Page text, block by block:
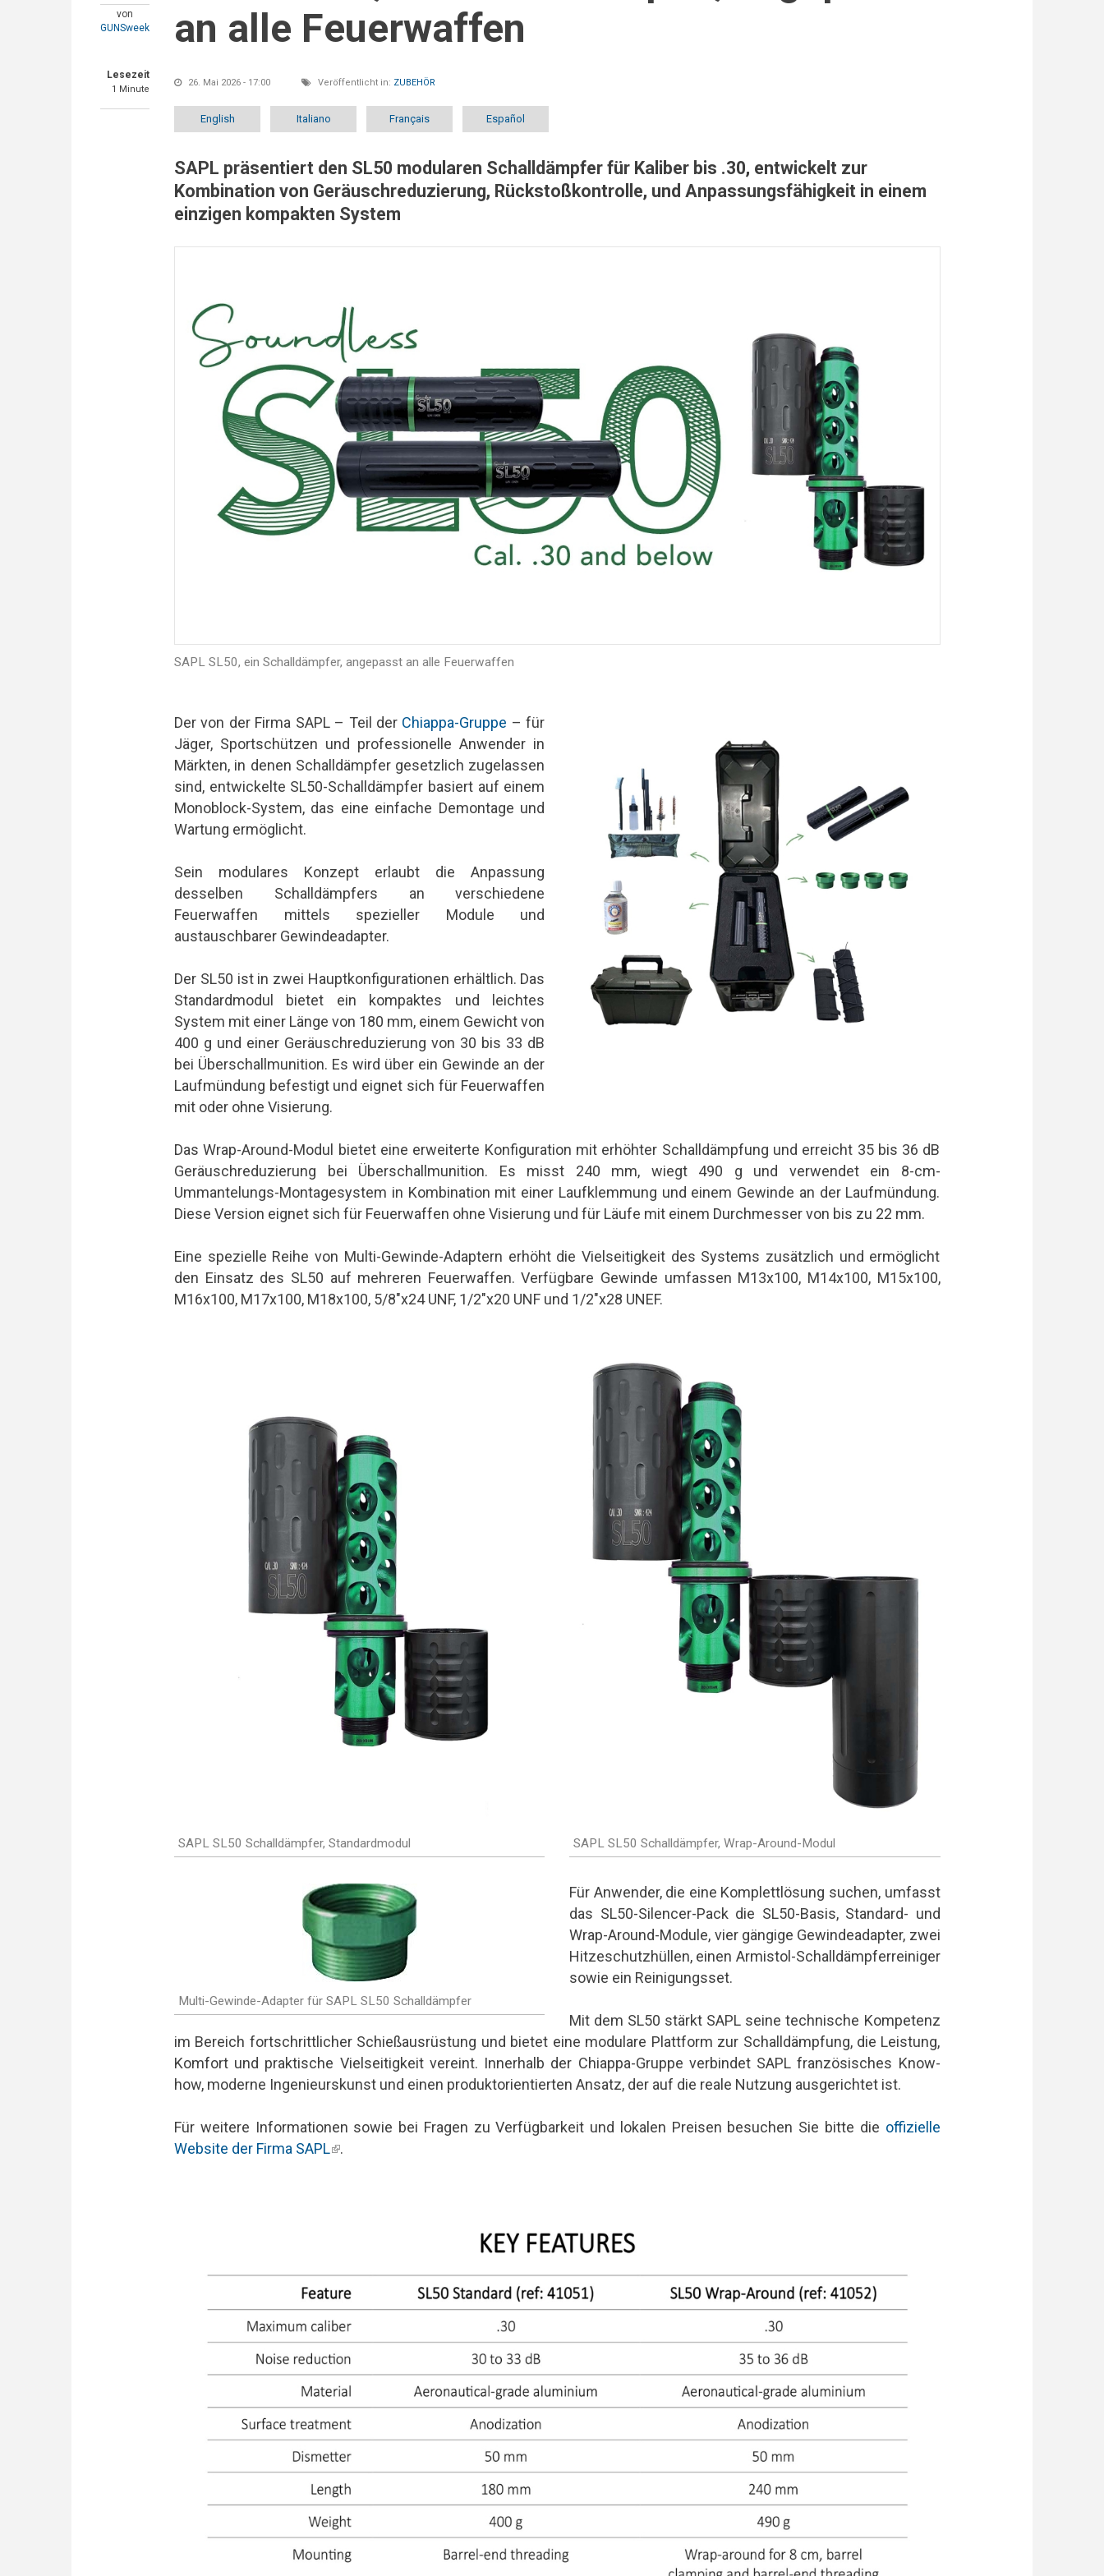
von
GUNSweek
Lesezeit
1 Minute
an alle Feuerwaffen
26. Mai 2026 - 17:00 Veröffentlicht in: ZUBEHÖR
English Italiano Français Español
SAPL präsentiert den SL50 modularen Schalldämpfer für Kaliber bis .30, entwickelt zur
Kombination von Geräuschreduzierung, Rückstoßkontrolle, und Anpassungsfähigkeit in einem
einzigen kompakten System
SAPL SL50, ein Schalldämpfer, angepasst an alle Feuerwaffen
Der von der Firma SAPL – Teil der Chiappa-Gruppe – für
Jäger, Sportschützen und professionelle Anwender in
Märkten, in denen Schalldämpfer gesetzlich zugelassen
sind, entwickelte SL50-Schalldämpfer basiert auf einem
Monoblock-System, das eine einfache Demontage und
Wartung ermöglicht.
Sein modulares Konzept erlaubt die Anpassung
desselben Schalldämpfers an verschiedene
Feuerwaffen mittels spezieller Module und
austauschbarer Gewindeadapter.
Der SL50 ist in zwei Hauptkonfigurationen erhältlich. Das
Standardmodul bietet ein kompaktes und leichtes
System mit einer Länge von 180 mm, einem Gewicht von
400 g und einer Geräuschreduzierung von 30 bis 33 dB
bei Überschallmunition. Es wird über ein Gewinde an der
Laufmündung befestigt und eignet sich für Feuerwaffen
mit oder ohne Visierung.
Das Wrap-Around-Modul bietet eine erweiterte Konfiguration mit erhöhter Schalldämpfung und erreicht 35 bis 36 dB
Geräuschreduzierung bei Überschallmunition. Es misst 240 mm, wiegt 490 g und verwendet ein 8-cm-
Ummantelungs-Montagesystem in Kombination mit einer Laufklemmung und einem Gewinde an der Laufmündung.
Diese Version eignet sich für Feuerwaffen ohne Visierung und für Läufe mit einem Durchmesser von bis zu 22 mm.
Eine spezielle Reihe von Multi-Gewinde-Adaptern erhöht die Vielseitigkeit des Systems zusätzlich und ermöglicht
den Einsatz des SL50 auf mehreren Feuerwaffen. Verfügbare Gewinde umfassen M13x100, M14x100, M15x100,
M16x100, M17x100, M18x100, 5/8"x24 UNF, 1/2"x20 UNF und 1/2"x28 UNEF.
SAPL SL50 Schalldämpfer, Standardmodul SAPL SL50 Schalldämpfer, Wrap-Around-Modul
Multi-Gewinde-Adapter für SAPL SL50 Schalldämpfer
Für Anwender, die eine Komplettlösung suchen, umfasst
das SL50-Silencer-Pack die SL50-Basis, Standard- und
Wrap-Around-Module, vier gängige Gewindeadapter, zwei
Hitzeschutzhüllen, einen Armistol-Schalldämpferreiniger
sowie ein Reinigungsset.
Mit dem SL50 stärkt SAPL seine technische Kompetenz
im Bereich fortschrittlicher Schießausrüstung und bietet eine modulare Plattform zur Schalldämpfung, die Leistung,
Komfort und praktische Vielseitigkeit vereint. Innerhalb der Chiappa-Gruppe verbindet SAPL französisches Know-
how, moderne Ingenieurskunst und einen produktorientierten Ansatz, der auf die reale Nutzung ausgerichtet ist.
Für weitere Informationen sowie bei Fragen zu Verfügbarkeit und lokalen Preisen besuchen Sie bitte die offizielle
Website der Firma SAPL(link is external)
.